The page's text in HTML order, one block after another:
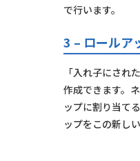
で行います。
3 – ロールア
「入れ子にさ
作成できます。
ップに割り当て
ップをこの新し